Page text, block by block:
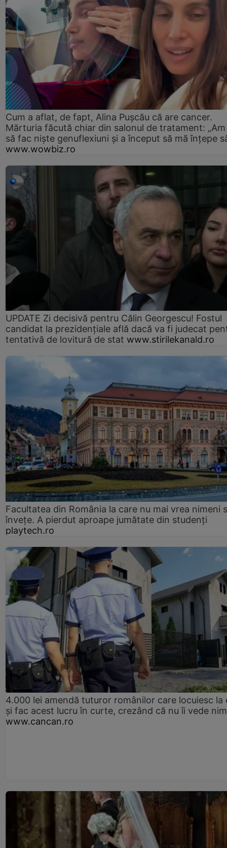
Cum a aflat, de fapt, Alina Pușcău că are cancer.
Mărturia făcută chiar din salonul de tratament:
să fac niște genuflexiuni și a început să mă înțepe
www.wowbiz.ro
UPDATE Zi decisivă pentru Călin Georgescu! Fostul
candidat la prezidențiale află dacă va fi judecat
tentativă de lovitură de stat www.stirilekanald.ro
Facultatea din România la care nu mai vrea nimeni
înveţe. A pierdut aproape jumătate din studenţi
playtech.ro
4.000 lei amendă tuturor românilor care locuiesc la
și fac acest lucru în curte, crezând că nu îi vede
www.cancan.ro